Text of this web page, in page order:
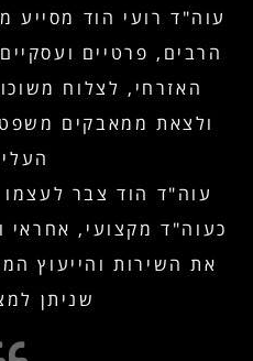
הרבים, פרטיים
האזרחי, לצלוח
ולצאת ממאבקים
עוה"ד הוד צבר לעצמו
כעוה"ד מקצועי, אחראי
את השירות והייעוץ
שניתן